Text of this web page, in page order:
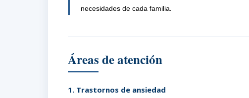
necesidades de cada familia.
Áreas de atención
1. Trastornos de ansiedad